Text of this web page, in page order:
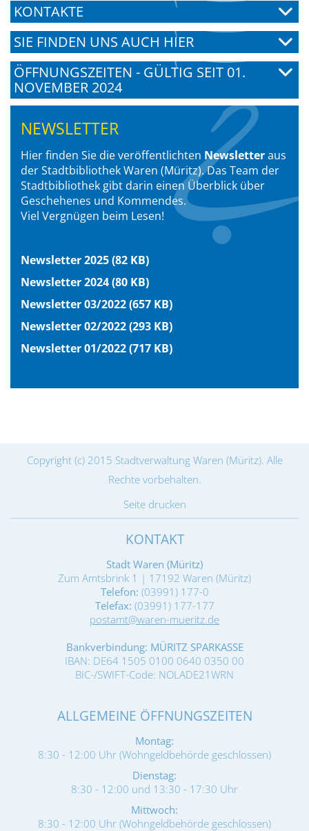
KONTAKTE
SIE FINDEN UNS AUCH HIER
ÖFFNUNGSZEITEN - GÜLTIG SEIT 01.
NOVEMBER 2024
NEWSLETTER
Hier finden Sie die veröffentlichten Newsletteraus
der Stadtbibliothek Waren (Müritz). Das Team der
Stadtbibliothek gibt darin einen Überblick über
Geschehenes und Kommendes.
Viel Vergnügen beim Lesen!
Newsletter 2025 (82 KB)
Newsletter 2024 (80 KB)
Newsletter 03/2022 (657 KB)
Newsletter 02/2022 (293 KB)
Newsletter 01/2022 (717 KB)
Copyright (c) 2015 Stadtverwaltung Waren (Müritz). Alle
Rechte vorbehalten.
Seite drucken
KONTAKT
Stadt Waren (Müritz)
Zum Amtsbrink 1 | 17192 Waren (Müritz)
Telefon: (03991) 177-0
Telefax: (03991) 177-177
postamt@waren-mueritz.de
Bankverbindung: MÜRITZ SPARKASSE
IBAN: DE64 1505 0100 0640 0350 00
BIC-/SWIFT-Code: NOLADE21WRN
ALLGEMEINE ÖFFNUNGSZEITEN
Montag:
8:30 - 12:00 Uhr (Wohngeldbehörde geschlossen)
Dienstag:
8:30 - 12:00 und 13:30 - 17:30 Uhr
Mittwoch:
8:30 - 12:00 Uhr (Wohngeldbehörde geschlossen)